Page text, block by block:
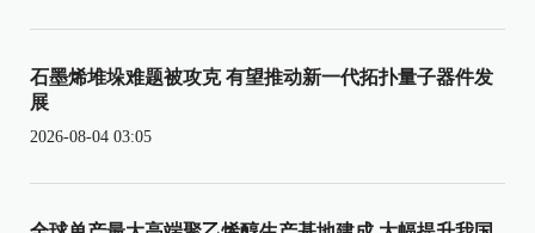
石墨烯堆垛难题被攻克 有望推动新一代拓扑量子器件发
展
2026-08-04 03:05